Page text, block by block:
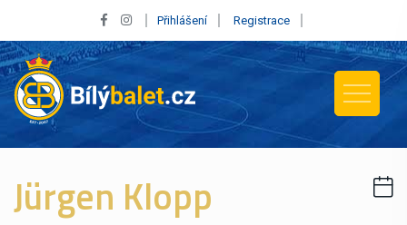
Přihlášení Registrace
Jürgen Klopp